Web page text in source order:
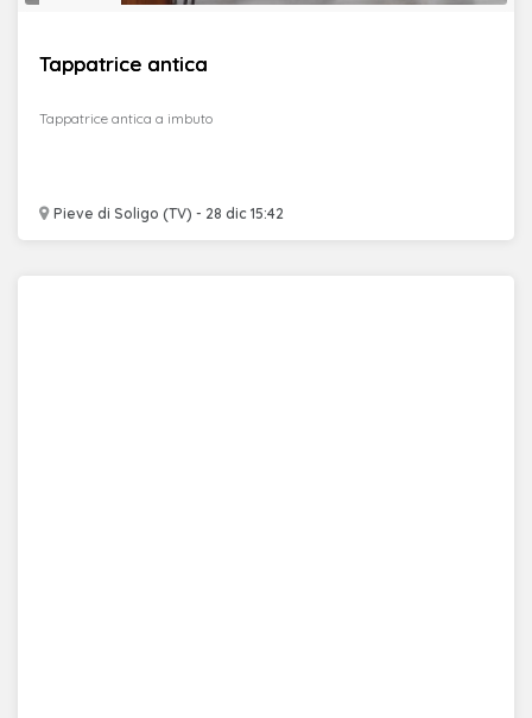
Tappatrice antica
Pieve di Soligo (TV) - 28 dic 15:42
Tappatrice antica a imbuto